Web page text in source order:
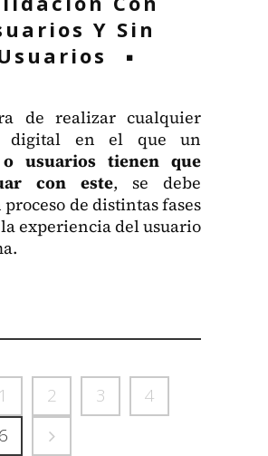
Y Sin
de realizar cualquier
dig­i­tal en el que un
usuar­ios tienen que
con este, se debe
de dis­tin­tas fas­es
expe­ri­en­cia del usuario
1 2 3
4
6